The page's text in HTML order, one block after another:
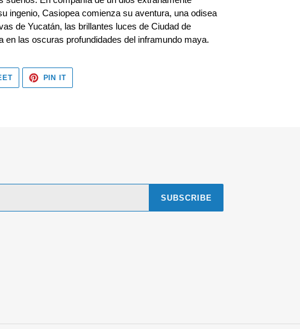
ingenio, Casiopea comienza su aventura, una odisea
de Yucatán, las brillantes luces de Ciudad de
en las oscuras profundidades del inframundo maya.
TWEET
TWITTER
PIN ITPIN
PINTEREST
SUBSCRIBE